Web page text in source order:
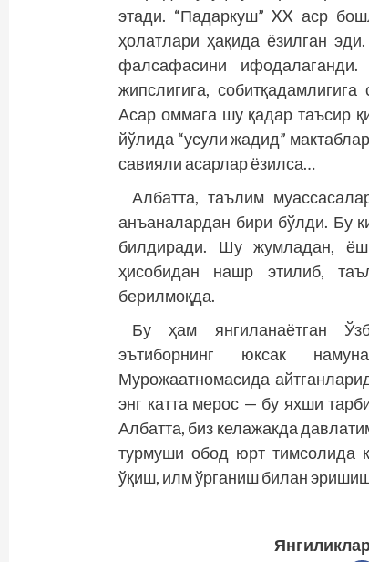
этади. “Падаркуш” XX аср
ҳолатлари ҳақида ёзилган
фалсафасини
жипслигига,
Асар оммага шу қадар таъсир
йўлида “усули жадид”
савияли асарлар ёзилса…
Албатта, таълим
анъаналардан бири бўлди. Бу
билдиради. Шу жумладан, ёш
ҳисобидан нашр этилиб,
берилмоқда.
Бу ҳам янгиланаётган
эътиборнинг юксак
Мурожаатномасида
энг катта мерос — бу яхши
Албатта, биз келажакда
турмуши обод юрт тимсолида
ўқиш, илм ўрганиш билан